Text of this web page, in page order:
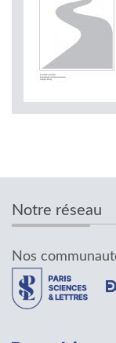
Notre réseau
Nos